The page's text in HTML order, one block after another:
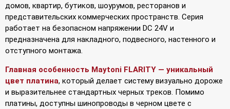
домов, квартир, бутиков, шоурумов, ресторанов и
представительских коммерческих пространств. Серия
работает на безопасном напряжении DC 24V и
предназначена для накладного, подвесного, настенного и
отступного монтажа.
Главная особенность Maytoni FLARITY — уникальный
цвет платина, который делает систему визуально дороже
и выразительнее стандартных черных треков. Помимо
платины, доступны шинопроводы в черном цвете с